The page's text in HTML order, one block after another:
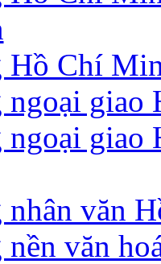
Chí
ngoại giao
giao
văn
văn